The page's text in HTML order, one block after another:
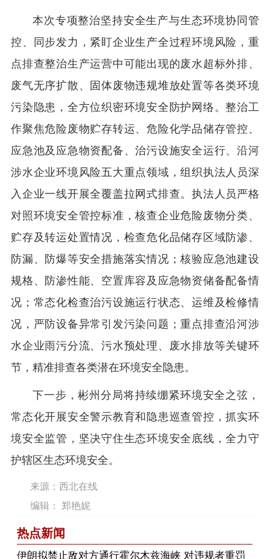
本次专项整治坚持安全生产与生态环境协同管
控、同步发力，紧盯企业生产全过程环境风险，重
点排查整治生产运营中可能出现的废水超标外排、
废气无序扩散、固体废物违规堆放处置等各类环境
污染隐患，全方位织密环境安全防护网络。整治工
作聚焦危险废物贮存转运、危险化学品储存管控、
应急池及应急物资配备、治污设施安全运行、沿河
涉水企业环境风险五大重点领域，组织执法人员深
入企业一线开展全覆盖拉网式排查。执法人员严格
对照环境安全管控标准，核查企业危险废物分类、
贮存及转运处置情况，检查危化品储存区域防渗、
防漏、防爆等安全措施落实情况；核验应急池建设
规格、防渗性能、空置库容及应急物资储备配备情
况；常态化检查治污设施运行状态、运维及检修情
况，严防设备异常引发污染问题；重点排查沿河涉
水企业雨污分流、污水预处理、废水排放等关键环
节，精准排查各类潜在环境安全隐患。
下一步，彬州分局将持续绷紧环境安全之弦，
常态化开展安全警示教育和隐患巡查管控，抓实环
境安全监管，坚决守住生态环境安全底线，全力守
护辖区生态环境安全。
来源：西北在线
编辑： 郑艳妮
热点新闻
伊朗拟禁止敌对方通行霍尔木兹海峡 对违规者重罚